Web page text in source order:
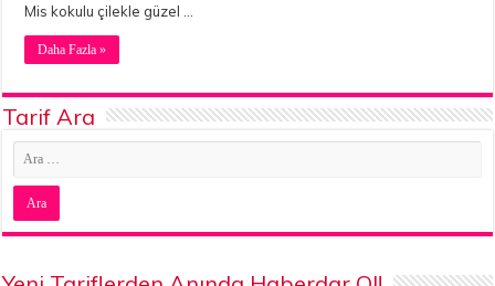
Mis kokulu çilekle güzel …
Daha Fazla »
Tarif Ara